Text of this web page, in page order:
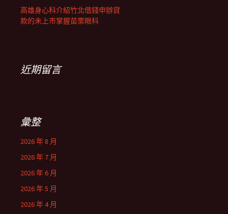
高雄身心科介紹竹北借錢申辦貸
款的未上市掌握苗栗眼科
近期留言
彙整
2026 年 8 月
2026 年 7 月
2026 年 6 月
2026 年 5 月
2026 年 4 月